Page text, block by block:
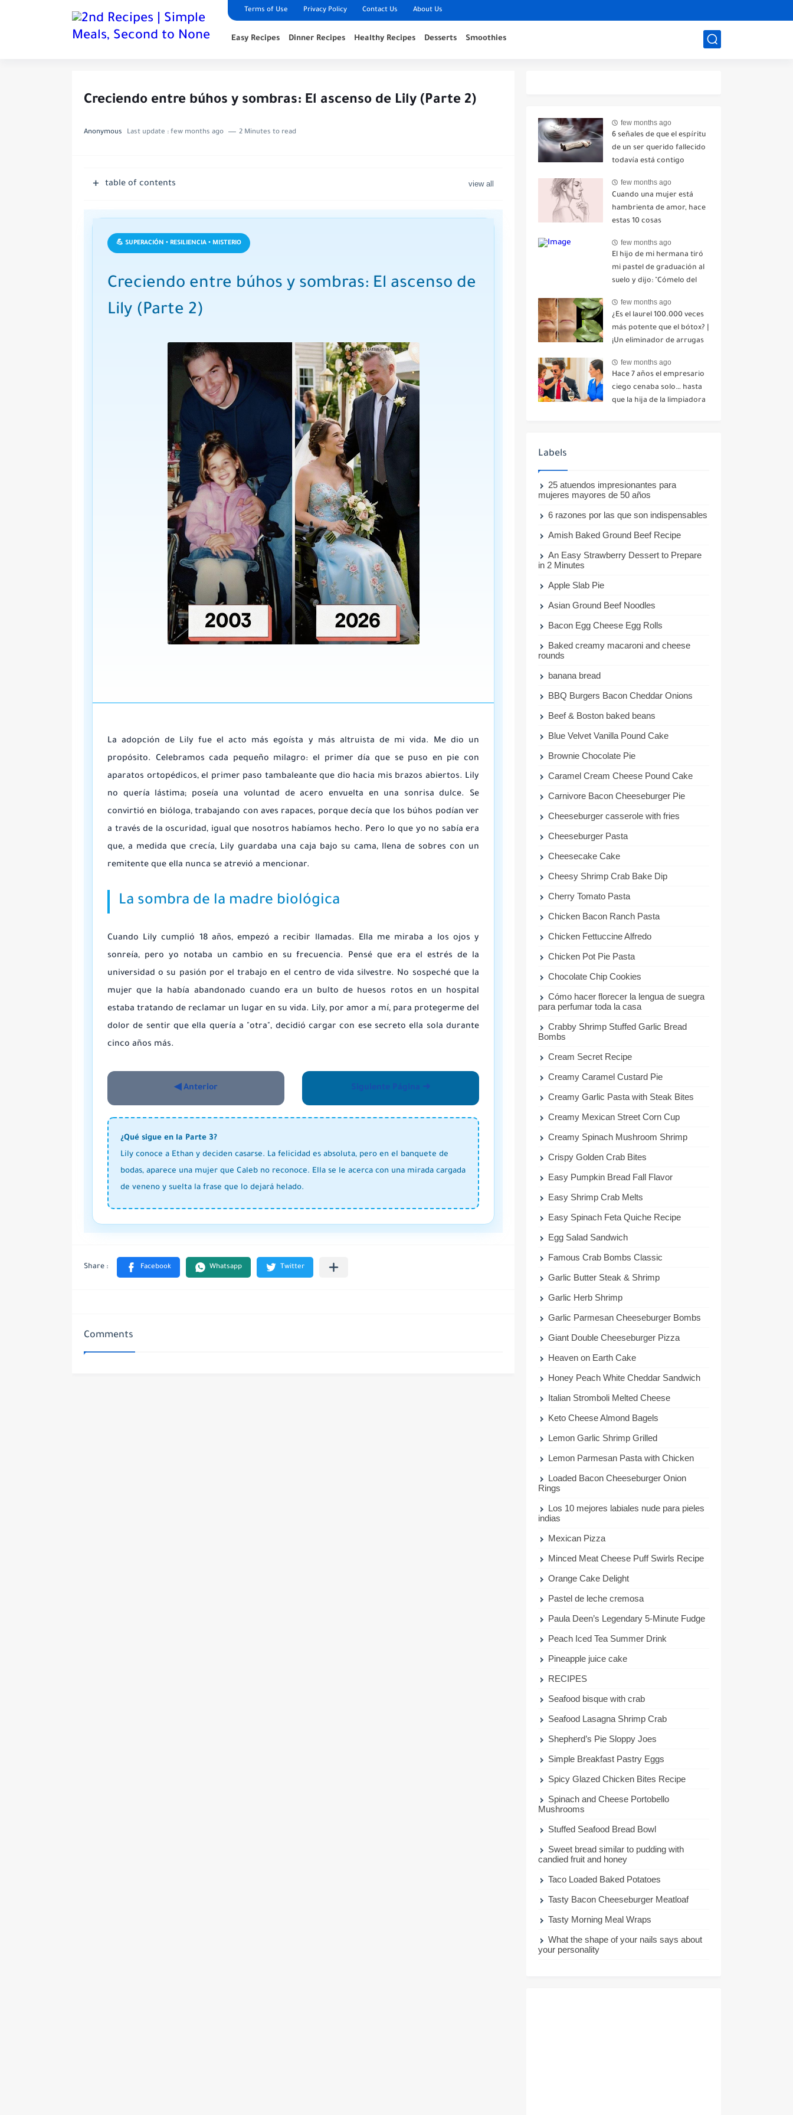
Terms of Use Privacy Policy Contact Us About Us
Easy Recipes Dinner Recipes Healthy Recipes Desserts Smoothies
Creciendo entre búhos y sombras: El ascenso de Lily (Parte 2)
Anonymous Last update : few months ago 2 Minutes to read
table of contents
💪 SUPERACIÓN • RESILIENCIA • MISTERIO
Creciendo entre búhos y sombras: El ascenso de
Lily (Parte 2)
La adopción de Lily fue el acto más egoísta y más altruista de mi vida. Me dio un
propósito. Celebramos cada pequeño milagro: el primer día que se puso en pie con
aparatos ortopédicos, el primer paso tambaleante que dio hacia mis brazos abiertos. Lily
no quería lástima; poseía una voluntad de acero envuelta en una sonrisa dulce. Se
convirtió en bióloga, trabajando con aves rapaces, porque decía que los búhos podían ver
a través de la oscuridad, igual que nosotros habíamos hecho. Pero lo que yo no sabía era
que, a medida que crecía, Lily guardaba una caja bajo su cama, llena de sobres con un
remitente que ella nunca se atrevió a mencionar.
La sombra de la madre biológica
Cuando Lily cumplió 18 años, empezó a recibir llamadas. Ella me miraba a los ojos y
sonreía, pero yo notaba un cambio en su frecuencia. Pensé que era el estrés de la
universidad o su pasión por el trabajo en el centro de vida silvestre. No sospeché que la
mujer que la había abandonado cuando era un bulto de huesos rotos en un hospital
estaba tratando de reclamar un lugar en su vida. Lily, por amor a mí, para protegerme del
dolor de sentir que ella quería a "otra", decidió cargar con ese secreto ella sola durante
cinco años más.
◀ Anterior Siguiente Página ➜
¿Qué sigue en la Parte 3?
Lily conoce a Ethan y deciden casarse. La felicidad es absoluta, pero en el banquete de
bodas, aparece una mujer que Caleb no reconoce. Ella se le acerca con una mirada cargada
de veneno y suelta la frase que lo dejará helado.
Comments
few months ago
6 señales de que el espíritu
de un ser querido fallecido
todavía está contigo
few months ago
Cuando una mujer está
hambrienta de amor, hace
estas 10 cosas
few months ago
El hijo de mi hermana tiró
mi pastel de graduación al
suelo y dijo: "Cómelo del
echó a reír. No dije ni una
palabra. Esa misma noche,
mi madre me envió un
mensaje: "Hemos decidido
cortar todo contacto.
Aléjate para siempre"-nhuy
few months ago
¿Es el laurel 100.000 veces
más potente que el bótox? |
¡Un eliminador de arrugas
años!
few months ago
Hace 7 años el empresario
ciego cenaba solo… hasta
que la hija de la limpiadora
Labels
25 atuendos impresionantes para
mujeres mayores de 50 años
6 razones por las que son indispensables
Amish Baked Ground Beef Recipe
An Easy Strawberry Dessert to Prepare
in 2 Minutes
Apple Slab Pie
Asian Ground Beef Noodles
Bacon Egg Cheese Egg Rolls
Baked creamy macaroni and cheese
rounds
banana bread
BBQ Burgers Bacon Cheddar Onions
Beef & Boston baked beans
Blue Velvet Vanilla Pound Cake
Brownie Chocolate Pie
Caramel Cream Cheese Pound Cake
Carnivore Bacon Cheeseburger Pie
Cheeseburger casserole with fries
Cheeseburger Pasta
Cheesecake Cake
Cheesy Shrimp Crab Bake Dip
Cherry Tomato Pasta
Chicken Bacon Ranch Pasta
Chicken Fettuccine Alfredo
Chicken Pot Pie Pasta
Chocolate Chip Cookies
Cómo hacer florecer la lengua de suegra
para perfumar toda la casa
Crabby Shrimp Stuffed Garlic Bread
Bombs
Cream Secret Recipe
Creamy Caramel Custard Pie
Creamy Garlic Pasta with Steak Bites
Creamy Mexican Street Corn Cup
Creamy Spinach Mushroom Shrimp
Crispy Golden Crab Bites
Easy Pumpkin Bread Fall Flavor
Easy Shrimp Crab Melts
Easy Spinach Feta Quiche Recipe
Egg Salad Sandwich
Famous Crab Bombs Classic
Garlic Butter Steak & Shrimp
Garlic Herb Shrimp
Garlic Parmesan Cheeseburger Bombs
Giant Double Cheeseburger Pizza
Heaven on Earth Cake
Honey Peach White Cheddar Sandwich
Italian Stromboli Melted Cheese
Keto Cheese Almond Bagels
Lemon Garlic Shrimp Grilled
Lemon Parmesan Pasta with Chicken
Loaded Bacon Cheeseburger Onion
Rings
Los 10 mejores labiales nude para pieles
indias
Mexican Pizza
Minced Meat Cheese Puff Swirls Recipe
Orange Cake Delight
Pastel de leche cremosa
Paula Deen’s Legendary 5-Minute Fudge
Peach Iced Tea Summer Drink
Pineapple juice cake
RECIPES
Seafood bisque with crab
Seafood Lasagna Shrimp Crab
Shepherd’s Pie Sloppy Joes
Simple Breakfast Pastry Eggs
Spicy Glazed Chicken Bites Recipe
Spinach and Cheese Portobello
Mushrooms
Stuffed Seafood Bread Bowl
Sweet bread similar to pudding with
candied fruit and honey
Taco Loaded Baked Potatoes
Tasty Bacon Cheeseburger Meatloaf
Tasty Morning Meal Wraps
What the shape of your nails says about
your personality